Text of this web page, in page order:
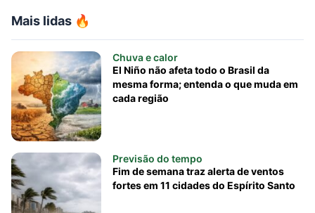
Mais lidas 🔥
Chuva e calor
El Niño não afeta todo o Brasil da
mesma forma; entenda o que muda em
cada região
Previsão do tempo
Fim de semana traz alerta de ventos
fortes em 11 cidades do Espírito Santo